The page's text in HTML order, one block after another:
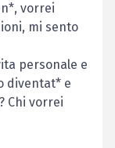
vorrei
mi sento
personale e
diventat* e
Chi vorrei